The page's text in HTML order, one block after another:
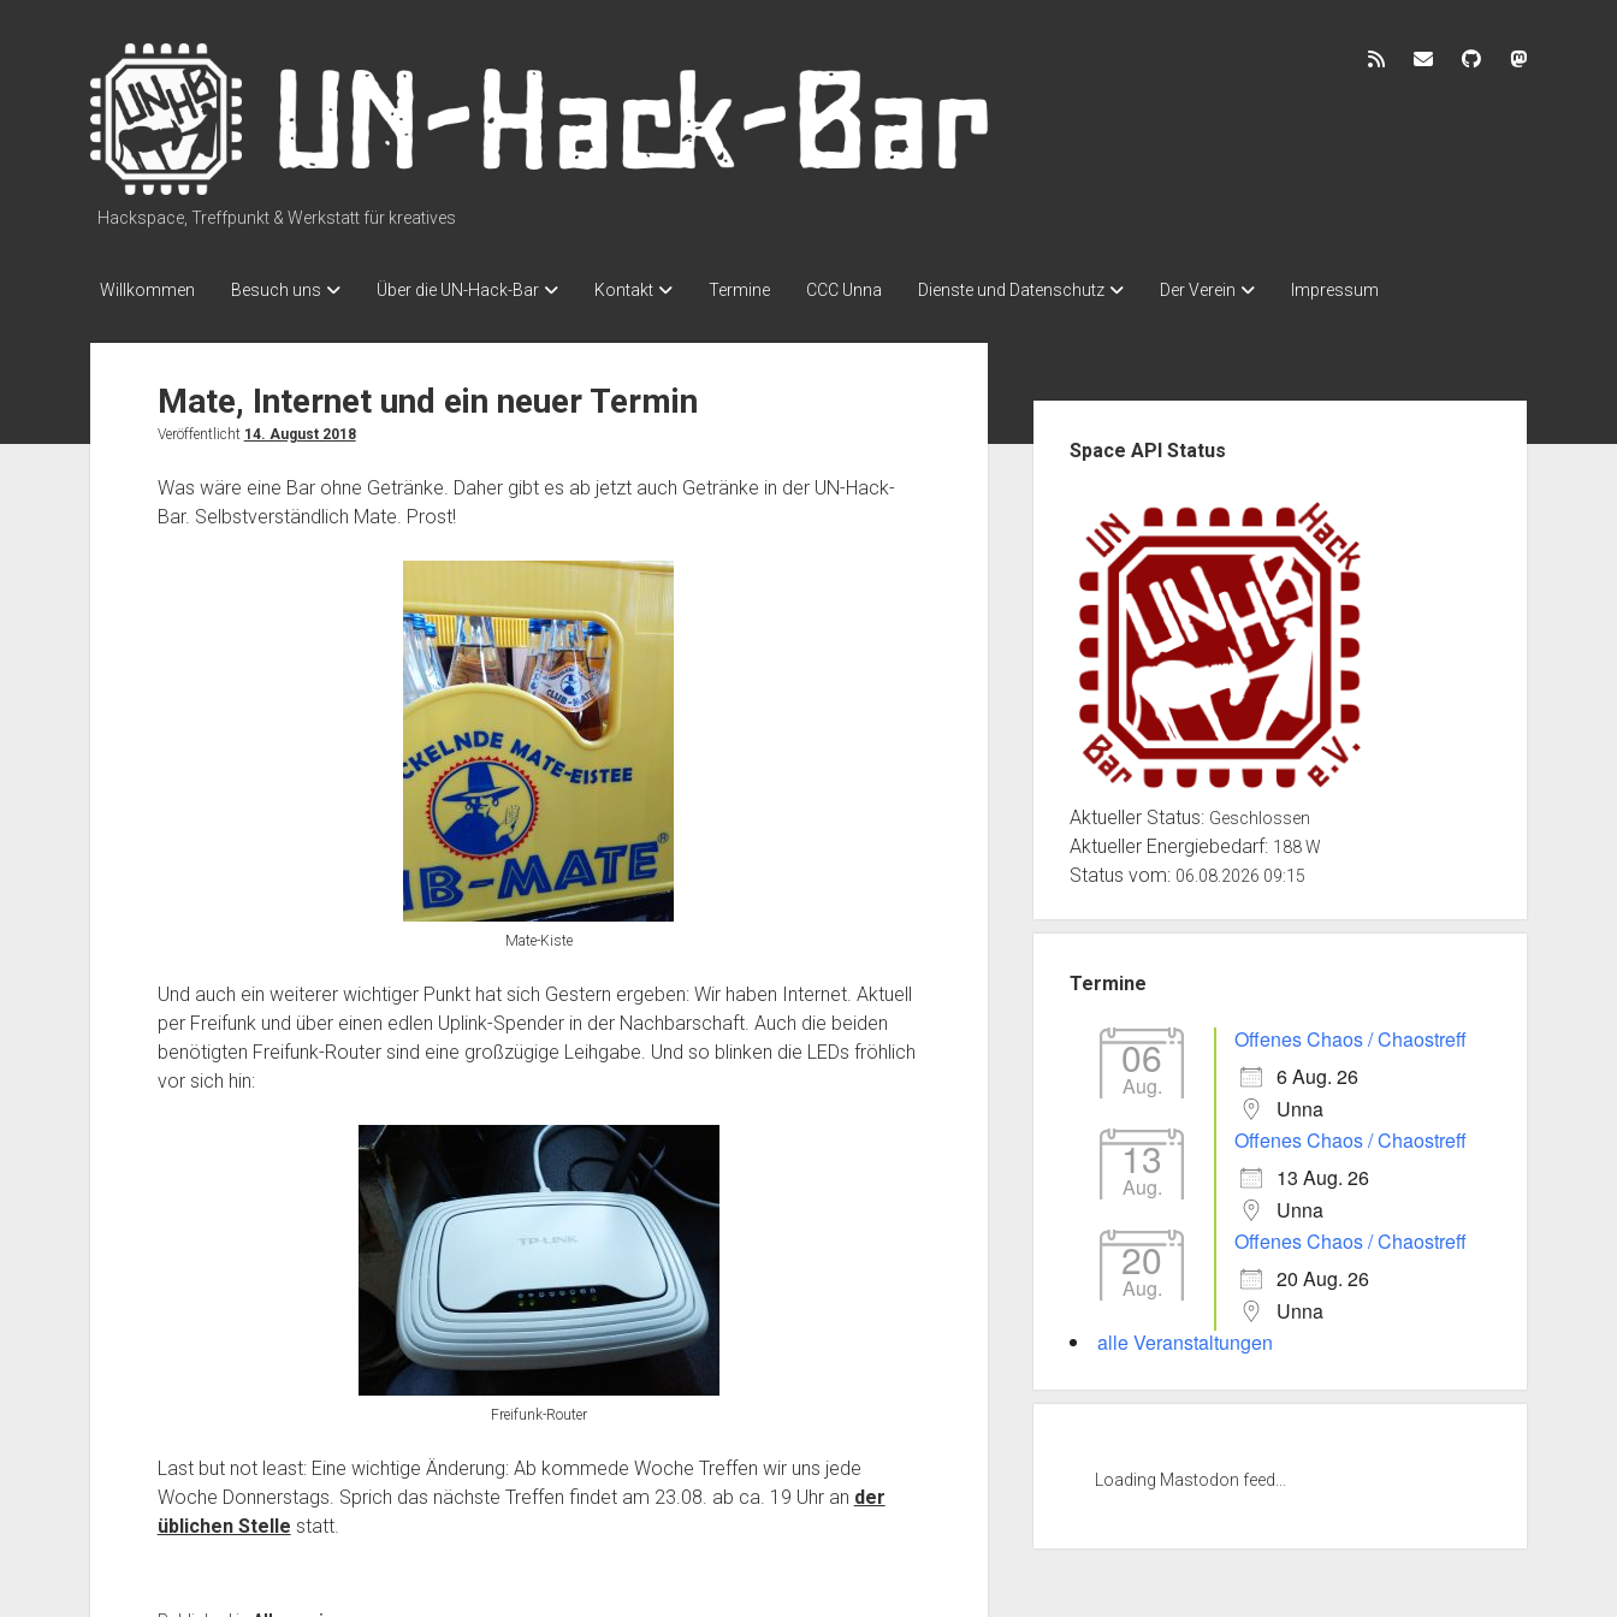
UN-
Hack-
Bar
Hackspace, Treffpunkt & Werkstatt für kreatives
discuss@lists.unhb.de
githubmastodon
Willkommen Besuch uns Über die UN-Hack-Bar Kontakt Termine CCC Unna Dienste und Datenschutz Der Verein Impressum
Mate, Internet und ein neuer Termin
Veröffentlicht 14. August 2018
Was wäre eine Bar ohne Getränke. Daher gibt es ab jetzt auch Getränke in der UN-Hack-
Bar. Selbstverständlich Mate. Prost!
Mate-Kiste
Und auch ein weiterer wichtiger Punkt hat sich Gestern ergeben: Wir haben Internet. Aktuell
per Freifunk und über einen edlen Uplink-Spender in der Nachbarschaft. Auch die beiden
benötigten Freifunk-Router sind eine großzügige Leihgabe. Und so blinken die LEDs fröhlich
vor sich hin:
Freifunk-Router
Last but not least: Eine wichtige Änderung: Ab kommede Woche Treffen wir uns jede
Woche Donnerstags. Sprich das nächste Treffen findet am 23.08. ab ca. 19 Uhr an der
üblichen Stelle statt.
Space API Status
Aktueller Status: Geschlossen
Aktueller Energiebedarf: 188 W
Status vom: 06.08.2026 09:15
Termine
06
Aug.
Offenes Chaos / Chaostreff
6 Aug. 26
Unna
13
Aug.
Offenes Chaos / Chaostreff
13 Aug. 26
Unna
20
Aug.
Offenes Chaos / Chaostreff
20 Aug. 26
Unna
alle Veranstaltungen
Loading Mastodon feed...